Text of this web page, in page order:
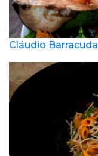
Cláudio Barracuda